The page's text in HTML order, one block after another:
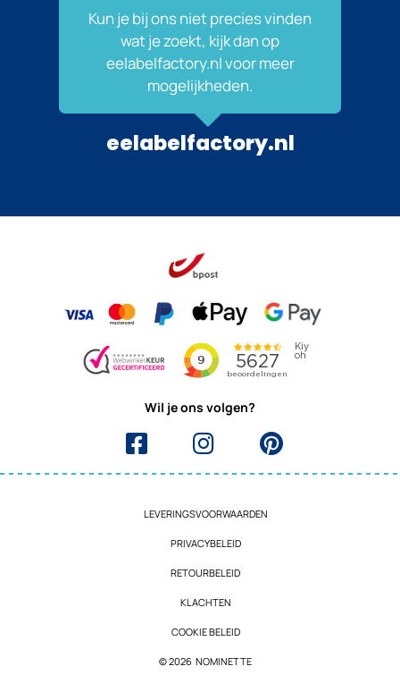
Kun je bij ons niet precies vinden
wat je zoekt, kijk dan op
eelabelfactory.nl voor meer
mogelijkheden.
eelabelfactory.nl
Wil je ons volgen?
LEVERINGSVOORWAARDEN
PRIVACYBELEID
RETOURBELEID
KLACHTEN
COOKIE BELEID
© 2026 NOMINETTE